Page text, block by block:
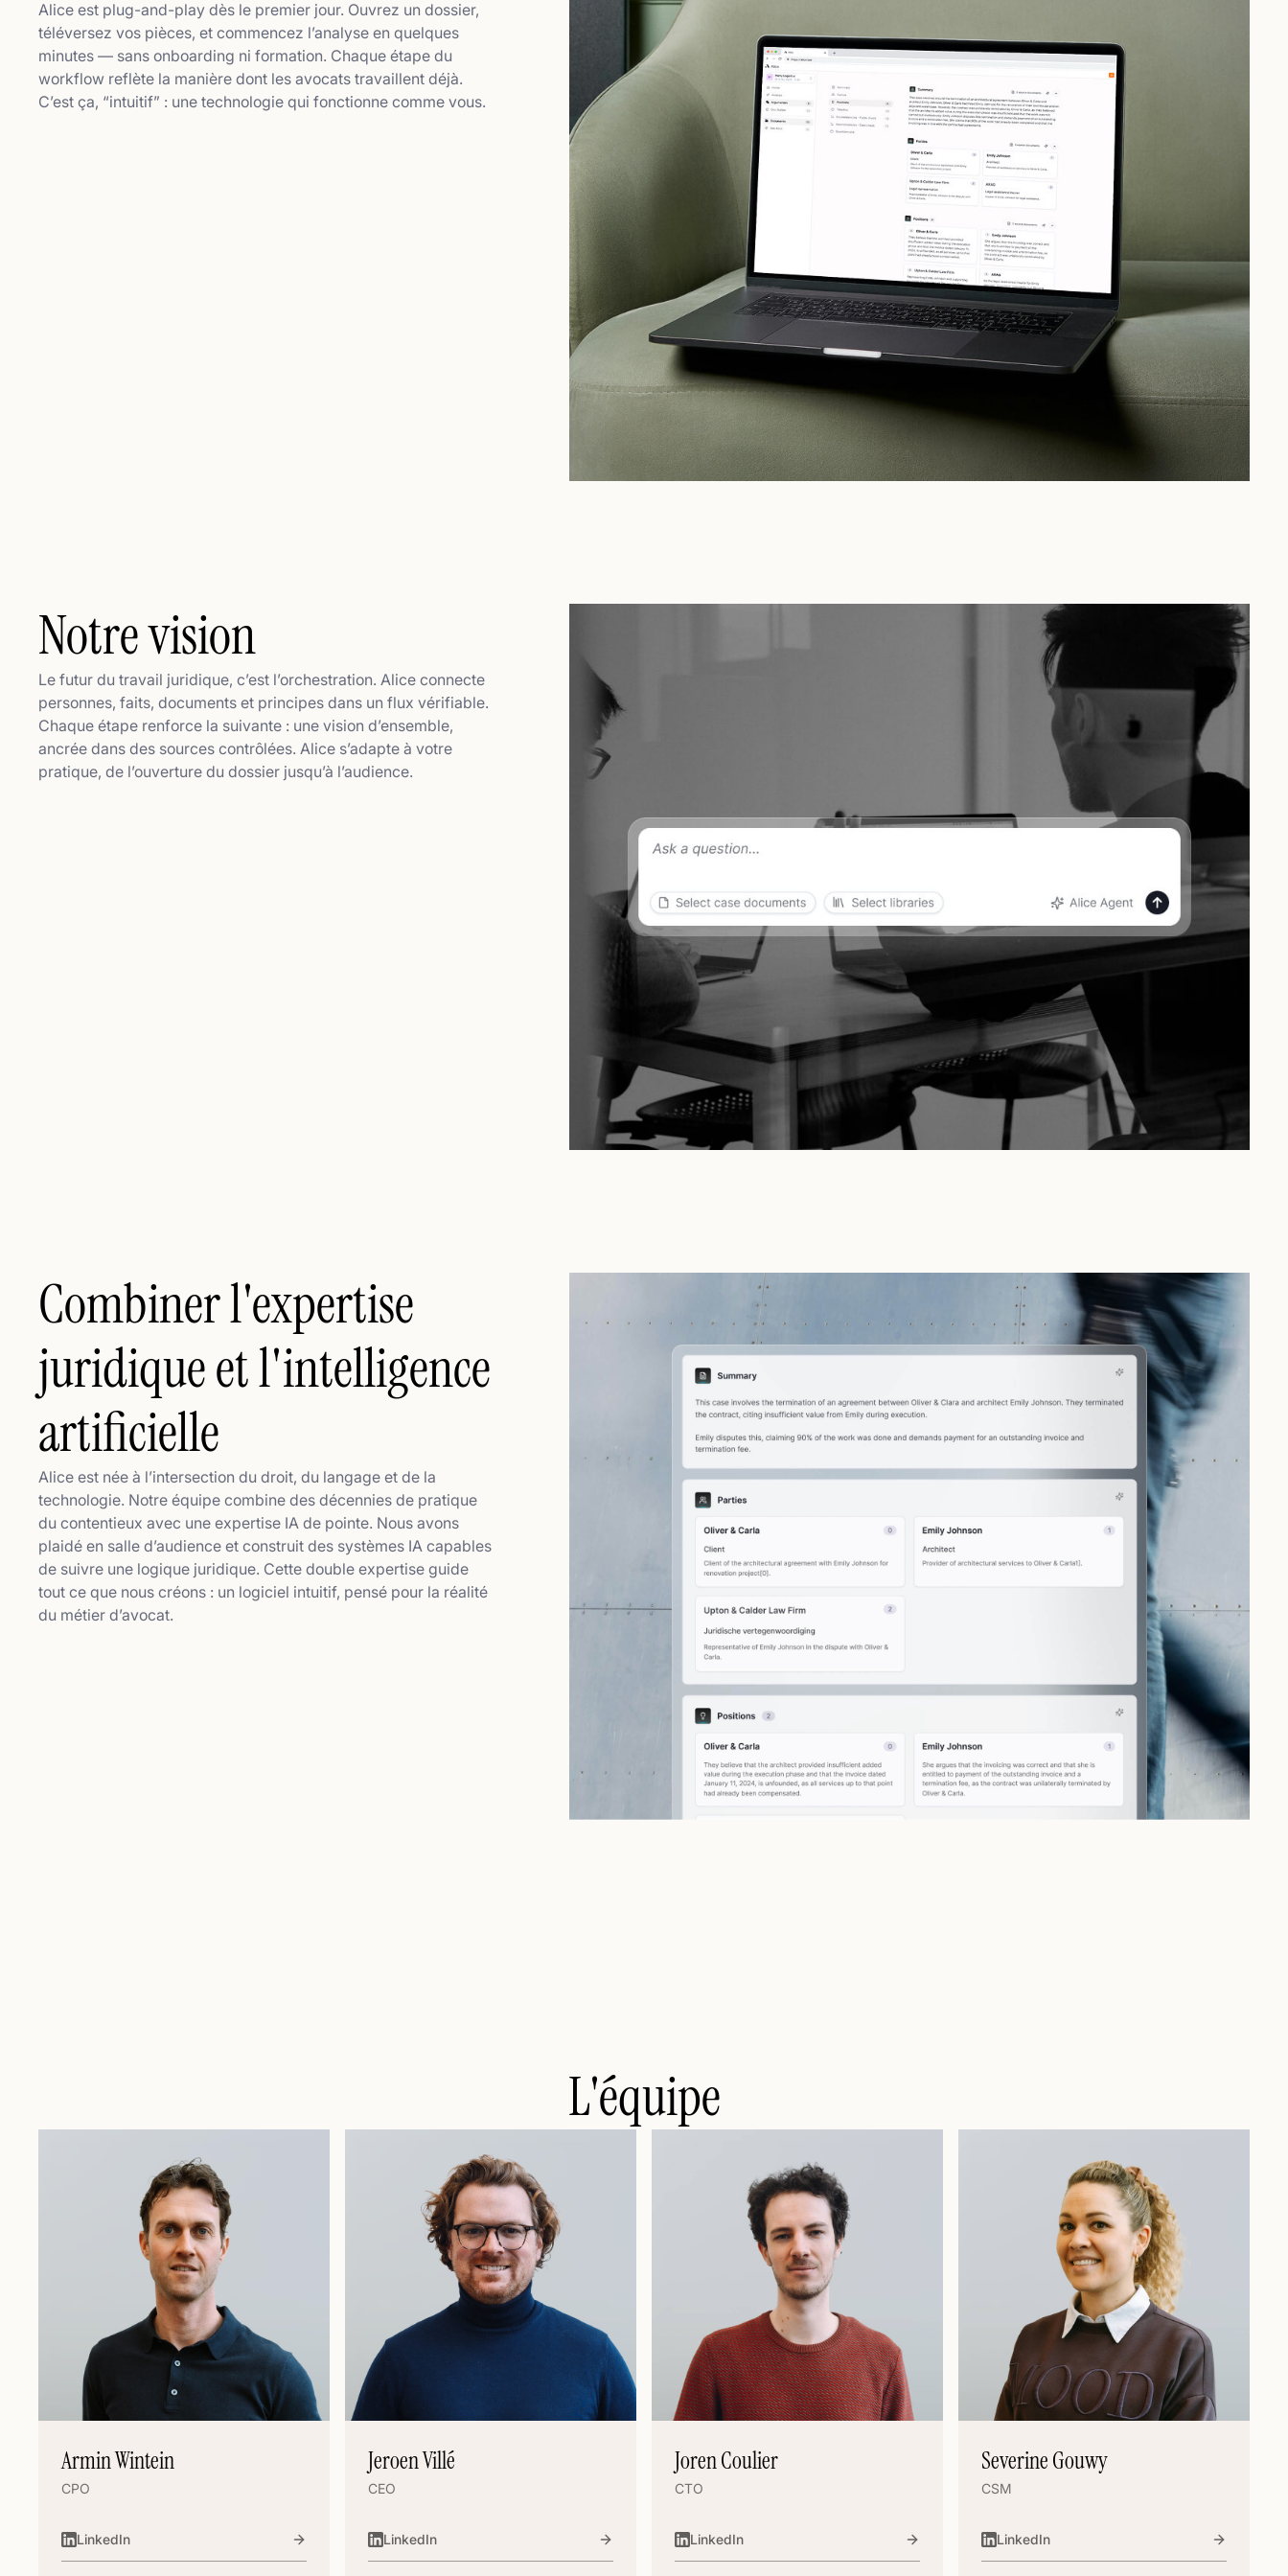
Alice est plug-and-play dès le premier jour. Ouvrez un dossier,
téléversez vos pièces, et commencez l’analyse en quelques
minutes — sans onboarding ni formation. Chaque étape du
workflow reflète la manière dont les avocats travaillent déjà.
C’est ça, “intuitif” : une technologie qui fonctionne comme vous.
Notre vision
Le futur du travail juridique, c’est l’orchestration. Alice connecte
personnes, faits, documents et principes dans un flux vérifiable.
Chaque étape renforce la suivante : une vision d’ensemble,
ancrée dans des sources contrôlées. Alice s’adapte à votre
pratique, de l’ouverture du dossier jusqu’à l’audience.
Combiner l'expertise
juridique et l'intelligence
artificielle
Alice est née à l’intersection du droit, du langage et de la
technologie. Notre équipe combine des décennies de pratique
du contentieux avec une expertise IA de pointe. Nous avons
plaidé en salle d’audience et construit des systèmes IA capables
de suivre une logique juridique. Cette double expertise guide
tout ce que nous créons : un logiciel intuitif, pensé pour la réalité
du métier d’avocat.
L'équipe
Armin Wintein
CPO
LinkedIn
Jeroen Villé
CEO
LinkedIn
Joren Coulier
CTO
LinkedIn
Severine Gouwy
CSM
LinkedIn